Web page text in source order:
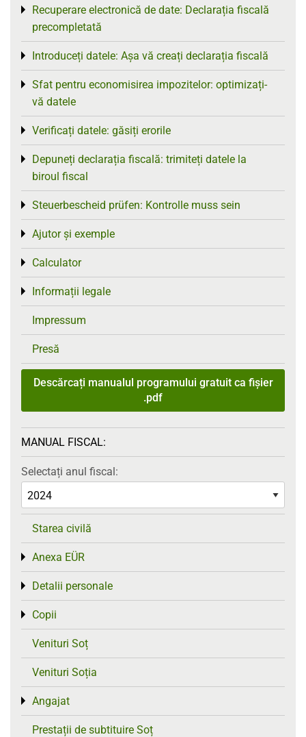
Recuperare electronică de date: Declarația fiscală
precompletată
Toggle menu
Introduceți datele: Așa vă creați declarația fiscală
Toggle menu
Sfat pentru economisirea impozitelor: optimizați-
vă datele
Toggle menu
Verificați datele: găsiți erorile
Toggle menu
Depuneți declarația fiscală: trimiteți datele la
biroul fiscal
Toggle menu
Steuerbescheid prüfen: Kontrolle muss sein
Toggle menu
Ajutor și exemple
Toggle menu
Calculator
Toggle menu
Informații legale
Toggle menu
Impressum
Presă
Descărcați manualul programului gratuit ca fișier
.pdf
MANUAL FISCAL:
Selectați anul fiscal:
Starea civilă
Anexa EÜR
Toggle menu
Detalii personale
Toggle menu
Copii
Toggle menu
Venituri Soț
Venituri Soția
Angajat
Toggle menu
Prestații de subtituire Soț